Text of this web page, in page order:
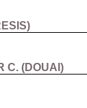
)
C. (DOUAI )